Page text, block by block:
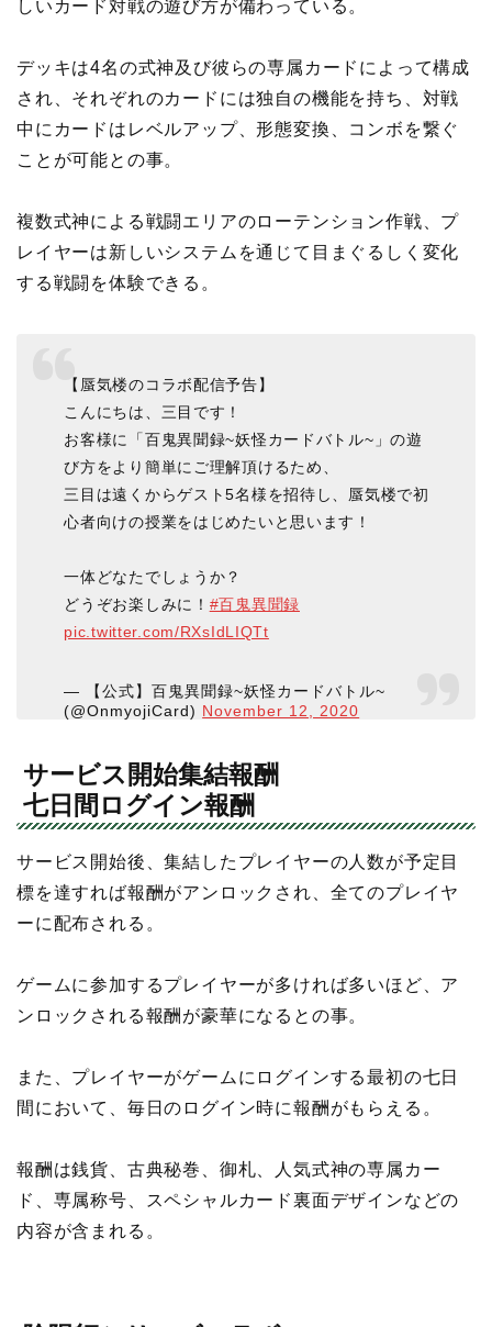
しいカード対戦の遊び方が備わっている。
デッキは4名の式神及び彼らの専属カードによって構成
され、それぞれのカードには独自の機能を持ち、対戦
中にカードはレベルアップ、形態変換、コンボを繋ぐ
ことが可能との事。
複数式神による戦闘エリアのローテンション作戦、プ
レイヤーは新しいシステムを通じて目まぐるしく変化
する戦闘を体験できる。
【蜃気楼のコラボ配信予告】
こんにちは、三目です！
お客様に「百鬼異聞録~妖怪カードバトル~」の遊
び方をより簡単にご理解頂けるため、
三目は遠くからゲスト5名様を招待し、蜃気楼で初
心者向けの授業をはじめたいと思います！
一体どなたでしょうか？
どうぞお楽しみに！ #百鬼異聞録
pic.twitter.com/RXsIdLIQTt
— 【公式】百鬼異聞録~妖怪カードバトル~
(@OnmyojiCard) November 12, 2020
サービス開始集結報酬
七日間ログイン報酬
サービス開始後、集結したプレイヤーの人数が予定目
標を達すれば報酬がアンロックされ、全てのプレイヤ
ーに配布される。
ゲームに参加するプレイヤーが多ければ多いほど、ア
ンロックされる報酬が豪華になるとの事。
また、プレイヤーがゲームにログインする最初の七日
間において、毎日のログイン時に報酬がもらえる。
報酬は銭貨、古典秘巻、御札、人気式神の専属カー
ド、専属称号、スペシャルカード裏面デザインなどの
内容が含まれる。